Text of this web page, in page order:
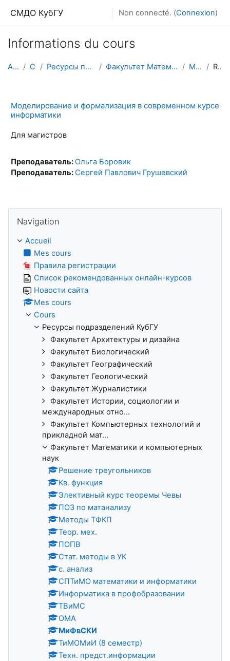
СМДО КубГУ Non connecté. (Connexion)
Informations du cours
Accueil Cours Ресурсы подразделений КубГУ Факультет Математики и компьютерных наук МиФвСКИ Résumé
Моделирование и формализация в современном курсе
информатики
Для магистров
Преподаватель:Ольга Боровик
Преподаватель:Сергей Павлович Грушевский
Navigation
Accueil
Mes cours
Правила регистрации
Список рекомендованных онлайн-курсов
Новости сайта
Mes cours
Cours
Ресурсы подразделений КубГУ
Факультет Архитектуры и дизайна
Факультет Биологический
Факультет Географический
Факультет Геологический
Факультет Журналистики
Факультет Истории, социологии и
международных отно...
Факультет Компьютерных технологий и
прикладной мат...
Факультет Математики и компьютерных
наук
Решение треугольников
Кв. функция
Элективный курс теоремы Чевы
ПОЗ по матанализу
Методы ТФКП
Теор. мех.
ПОПВ
Стат. методы в УК
с. анализ
СПТиМО математики и информатики
Информатика в профобразовании
ТВиМС
ОМА
МиФвСКИ
ТиМОМиИ (8 семестр)
Техн. предст.информации